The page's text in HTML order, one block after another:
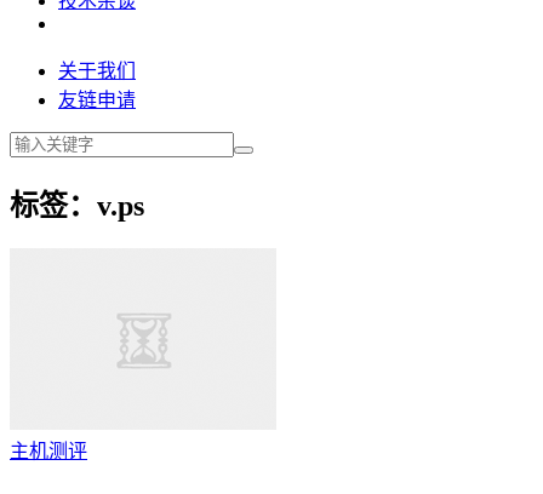
关于我们
友链申请
标签：v.ps
主机测评